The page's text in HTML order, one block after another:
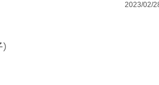
2023/02/